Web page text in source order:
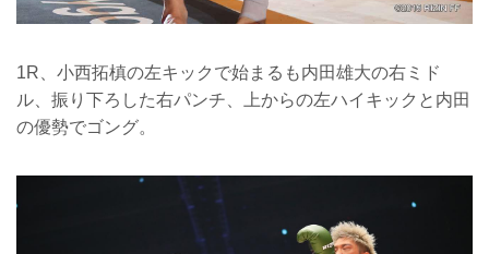
1R、小西拓槙の左キックで始まるも内田雄大の右ミド
ル、振り下ろした右パンチ、上からの左ハイキックと内田
の優勢でゴング。